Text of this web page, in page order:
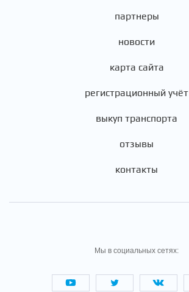
партнеры
новости
карта сайта
регистрационный учёт
выкуп транспорта
отзывы
контакты
Мы в социальных сетях: